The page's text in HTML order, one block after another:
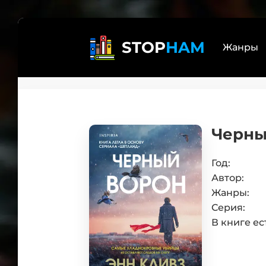
STOPHAM Жанры
Год:
Автор:
Жанры:
Серия:
В книге